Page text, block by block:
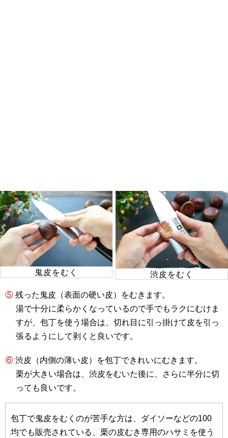
鬼皮をむく 渋皮をむく
⑤ 残った鬼皮（表面の硬い皮）をむきます。
湯で十分に柔らかくなっているので手でもラクにむけま
すが、包丁を使う場合は、切れ目に引っ掛けて皮を引っ
張るようにして剥くと良いです。
⑥ 渋皮（内側の薄い皮）を包丁できれいにむきます。
栗が大きい場合は、渋皮をむいた後に、さらに半分に切
っても良いです。
包丁で鬼皮をむくのが苦手な方は、ダイソーなどの100
均でも販売されている、栗の皮むき専用のハサミを使う